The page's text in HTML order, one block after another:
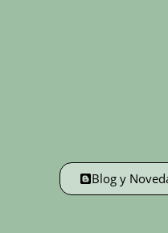
Blog y